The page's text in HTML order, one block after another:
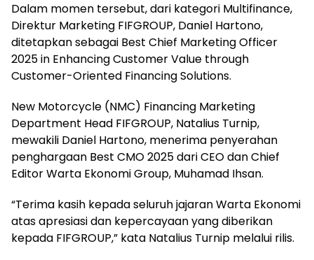
Dalam momen tersebut, dari kategori Multifinance,
Direktur Marketing FIFGROUP, Daniel Hartono,
ditetapkan sebagai Best Chief Marketing Officer
2025 in Enhancing Customer Value through
Customer-Oriented Financing Solutions.
New Motorcycle (NMC) Financing Marketing
Department Head FIFGROUP, Natalius Turnip,
mewakili Daniel Hartono, menerima penyerahan
penghargaan Best CMO 2025 dari CEO dan Chief
Editor Warta Ekonomi Group, Muhamad Ihsan.
“Terima kasih kepada seluruh jajaran Warta Ekonomi
atas apresiasi dan kepercayaan yang diberikan
kepada FIFGROUP,” kata Natalius Turnip melalui rilis.